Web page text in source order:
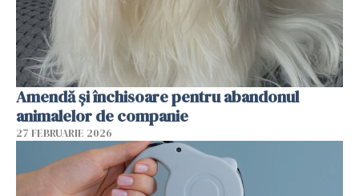
Amendă și închisoare pentru abandonul
animalelor de companie
27 FEBRUARIE 2026